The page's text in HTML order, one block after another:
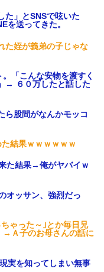
た」とSNSで呟いた
を送ってきた。
た姪が義弟の子じゃな
「こんな安物を渡すく
→ ６０万したと話した
ら股間がなんかモッコ
結果ｗｗｗｗｗｗ
た結果→俺がヤバイｗ
オッサン、強烈だっ
ゃった～｣とか毎日兄
→Ａ子のお母さんの話に
実を知ってしまい無事